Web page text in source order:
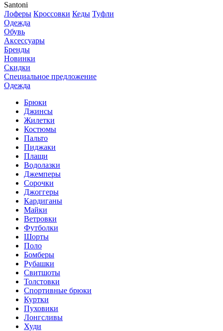
Santoni
Лоферы Кроссовки Кеды Туфли
Одежда
Обувь
Аксессуары
Бренды
Новинки
Скидки
Специальное предложение
Одежда
Брюки
Джинсы
Жилетки
Костюмы
Пальто
Пиджаки
Плащи
Водолазки
Джемперы
Сорочки
Джоггеры
Кардиганы
Майки
Ветровки
Футболки
Шорты
Поло
Бомберы
Рубашки
Свитшоты
Толстовки
Спортивные брюки
Куртки
Пуховики
Лонгсливы
Худи